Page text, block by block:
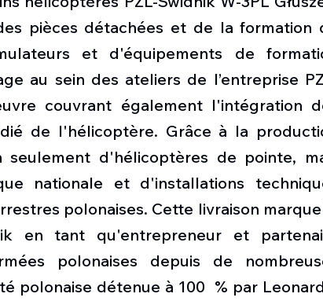
pièces détachées et de la formation
et d'équipements de
au sein des ateliers de l’entreprise
couvrant également l'intégration
de l'hélicoptère. Grâce à la
seulement d'hélicoptères de pointe,
nationale et d'installations
polonaises. Cette livraison
en tant qu'entrepreneur et
polonaises depuis de
polonaise détenue à 100  % par